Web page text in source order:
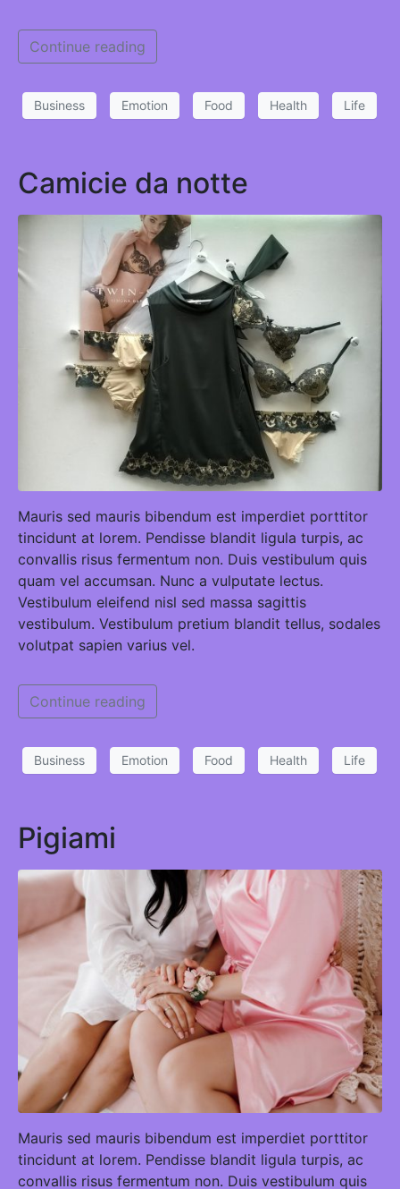
Continue reading
Business Emotion Food Health Life
Camicie da notte
Mauris sed mauris bibendum est imperdiet porttitor
tincidunt at lorem. Pendisse blandit ligula turpis, ac
convallis risus fermentum non. Duis vestibulum quis
quam vel accumsan. Nunc a vulputate lectus.
Vestibulum eleifend nisl sed massa sagittis
vestibulum. Vestibulum pretium blandit tellus, sodales
volutpat sapien varius vel.
Continue reading
Business Emotion Food Health Life
Pigiami
Mauris sed mauris bibendum est imperdiet porttitor
tincidunt at lorem. Pendisse blandit ligula turpis, ac
convallis risus fermentum non. Duis vestibulum quis